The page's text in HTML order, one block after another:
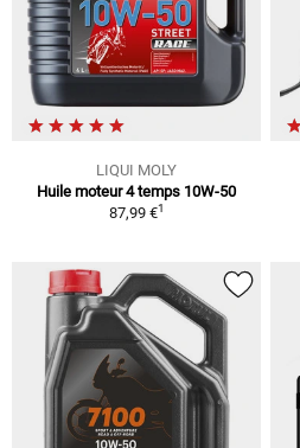
LIQUI MOLY
Huile moteur 4 temps 10W-50
87,99 €1